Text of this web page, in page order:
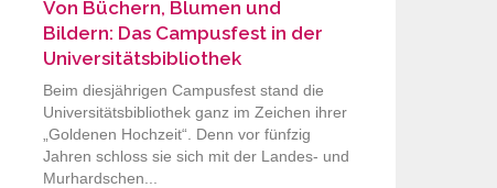
Von Büchern, Blumen und
Bildern: Das Campusfest in der
Universitätsbibliothek
Beim diesjährigen Campusfest stand die
Universitätsbibliothek ganz im Zeichen ihrer
„Goldenen Hochzeit“. Denn vor fünfzig
Jahren schloss sie sich mit der Landes- und
Murhardschen...